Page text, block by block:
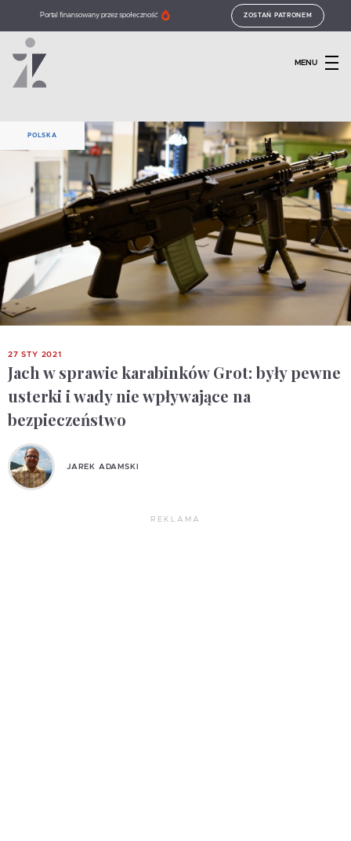
Portal finansowany przez społeczność ZOSTAŃ PATRONEM
MENU
POLSKA
27 STY 2021
Jach w sprawie karabinków Grot: były pewne
usterki i wady nie wpływające na
bezpieczeństwo
JAREK ADAMSKI
REKLAMA